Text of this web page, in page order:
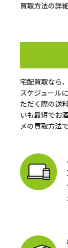
買取方法の詳
宅配買取なら
スケジュール
ただく際の送
いも最短でお
メの買取方法で